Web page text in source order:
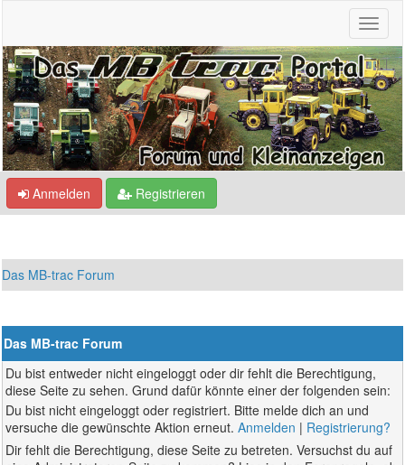
Anmelden Registrieren
Das MB-trac Forum
Das MB-trac Forum
Du bist entweder nicht eingeloggt oder dir fehlt die Berechtigung,
diese Seite zu sehen. Grund dafür könnte einer der folgenden sein:
Du bist nicht eingeloggt oder registriert. Bitte melde dich an und
versuche die gewünschte Aktion erneut.Anmelden | Registrierung?
Dir fehlt die Berechtigung, diese Seite zu betreten. Versuchst du auf